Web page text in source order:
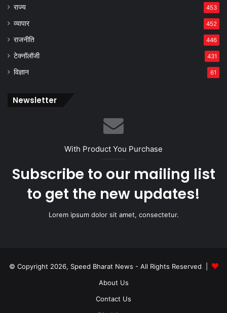
राज्य 453
व्यापार 452
राजनीति 446
टेक्नॉलॉजी 431
विज्ञान 61
Newsletter
With Product You Purchase
Subscribe to our mailing list
to get the new updates!
Lorem ipsum dolor sit amet, consectetur.
© Copyright 2026, Speed Bharat News - All Rights Reserved |
About Us
Contact Us